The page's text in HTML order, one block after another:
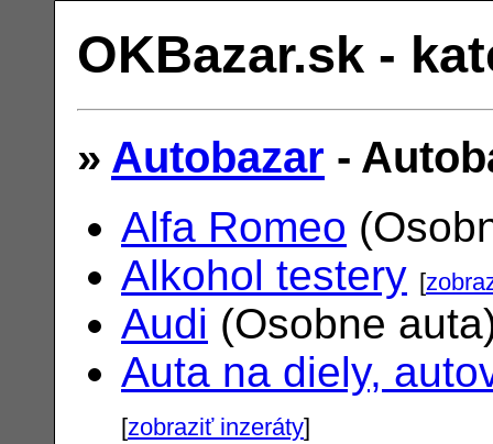
OKBazar.sk -
» Autobazar -
Alfa Romeo
Alkohol testery [
Audi (Osobne
Auta na diely,
[zobraziť inzeráty]